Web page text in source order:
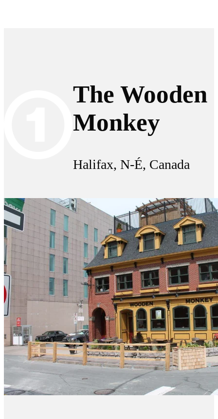
The Wooden
Monkey
Halifax, N-É, Canada